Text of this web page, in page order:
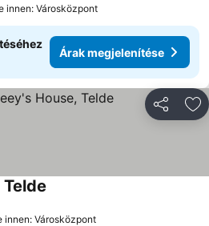
innen: Városközpont
Árak megjelenítése
Telde
innen: Városközpont